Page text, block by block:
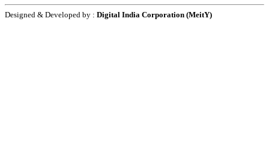
Designed & Developed by : Digital India Corporation (MeitY)